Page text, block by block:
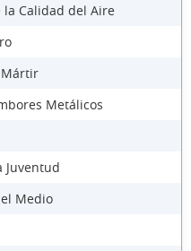
Calidad del Aire
Mártir
Metálicos
Juventud
Medio